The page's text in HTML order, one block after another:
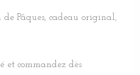
de Pâques, cadeau original,
et commandez dès